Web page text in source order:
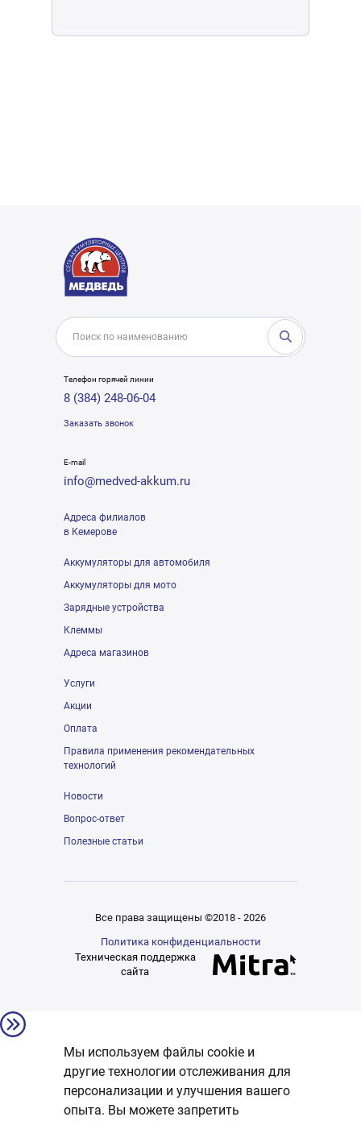
Телефон горячей линии
8 (384) 248-06-04
Заказать звонок
E-mail
info@medved-akkum.ru
Адреса филиалов
в Кемерове
Аккумуляторы для автомобиля
Аккумуляторы для мото
Зарядные устройства
Клеммы
Адреса магазинов
Услуги
Акции
Оплата
Правила применения рекомендательных
технологий
Новости
Вопрос-ответ
Полезные статьи
Все права защищены ©2018 - 2026
Политика конфиденциальности
Техническая поддержка
сайта
Мы используем файлы cookie и
другие технологии отслеживания для
персонализации и улучшения вашего
опыта. Вы можете запретить